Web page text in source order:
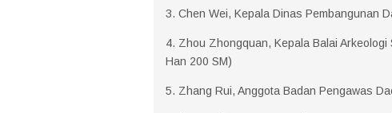
3. Chen Wei, Kepala Dinas Pembangunan
4. Zhou Zhongquan, Kepala Balai
Han 200 SM)
5. Zhang Rui, Anggota Badan Pengawas